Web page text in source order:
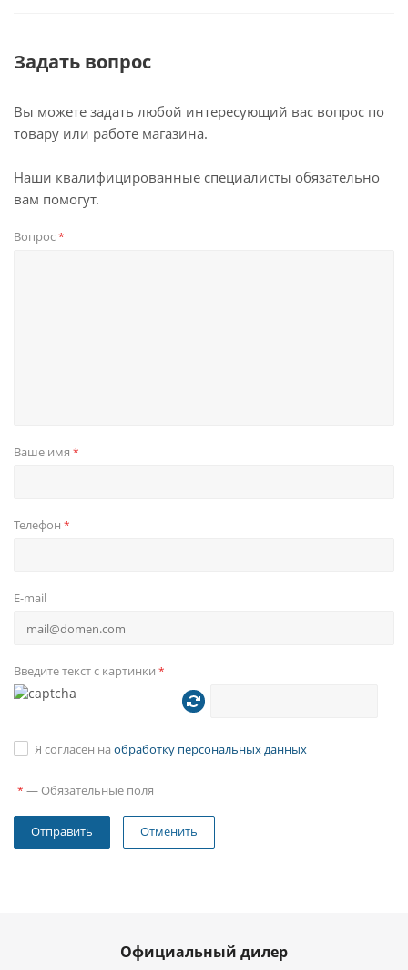
зоны (доп. переходник USB-RCA)
Задать вопрос
Вы можете задать любой интересующий вас вопрос по
товару или работе магазина.
Наши квалифицированные специалисты обязательно
вам помогут.
Вопрос*
Ваше имя *
Телефон *
E-mail
Введите текст с картинки *
Я согласен на обработку персональных данных
* — Обязательные поля
Отменить
Официальный дилер